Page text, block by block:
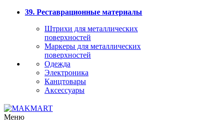
39. Реставрационные материалы
Штрихи для металлических
поверхностей
Маркеры для металлических
поверхностей
Одежда
Электроника
Канцтовары
Аксессуары
Меню